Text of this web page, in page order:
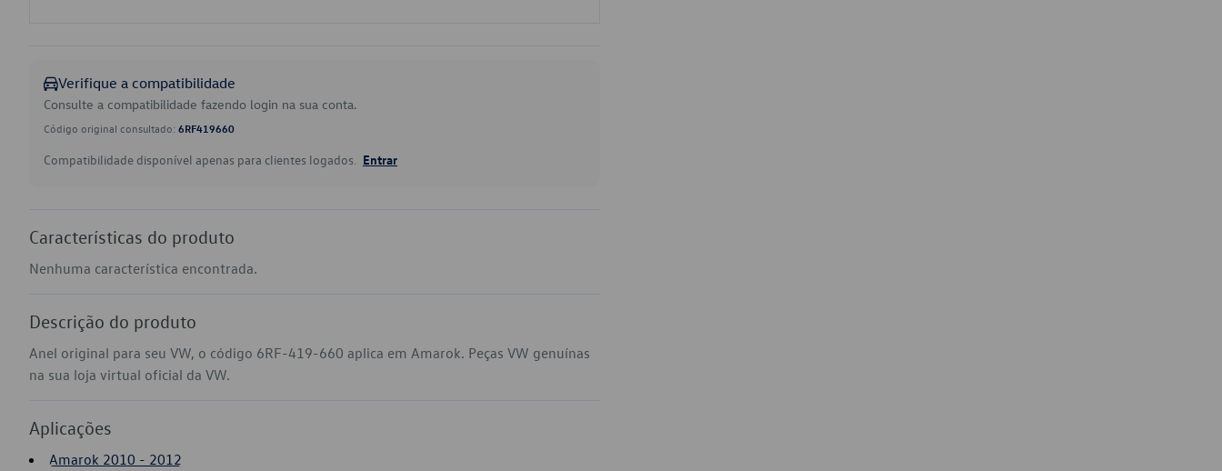
Verifique a compatibilidade
Consulte a compatibilidade fazendo login na sua conta.
Código original consultado: 6RF419660
Compatibilidade disponível apenas para clientes logados. Entrar
Características do produto
Nenhuma característica encontrada.
Descrição do produto
Anel original para seu VW, o código 6RF-419-660 aplica em Amarok. Peças VW genuínas
na sua loja virtual oficial da VW.
Aplicações
Amarok 2010 - 2012